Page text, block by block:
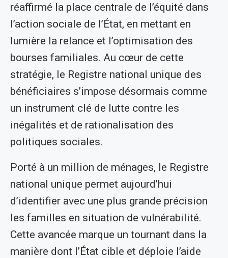
réaffirmé la place centrale de l’équité dans
l’action sociale de l’État, en mettant en
lumière la relance et l’optimisation des
bourses familiales. Au cœur de cette
stratégie, le Registre national unique des
bénéficiaires s’impose désormais comme
un instrument clé de lutte contre les
inégalités et de rationalisation des
politiques sociales.
Porté à un million de ménages, le Registre
national unique permet aujourd’hui
d’identifier avec une plus grande précision
les familles en situation de vulnérabilité.
Cette avancée marque un tournant dans la
manière dont l’État cible et déploie l’aide